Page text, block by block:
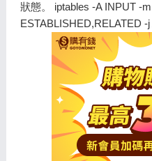
狀態。 iptables -A INPUT -
ESTABLISHED,RELATED -